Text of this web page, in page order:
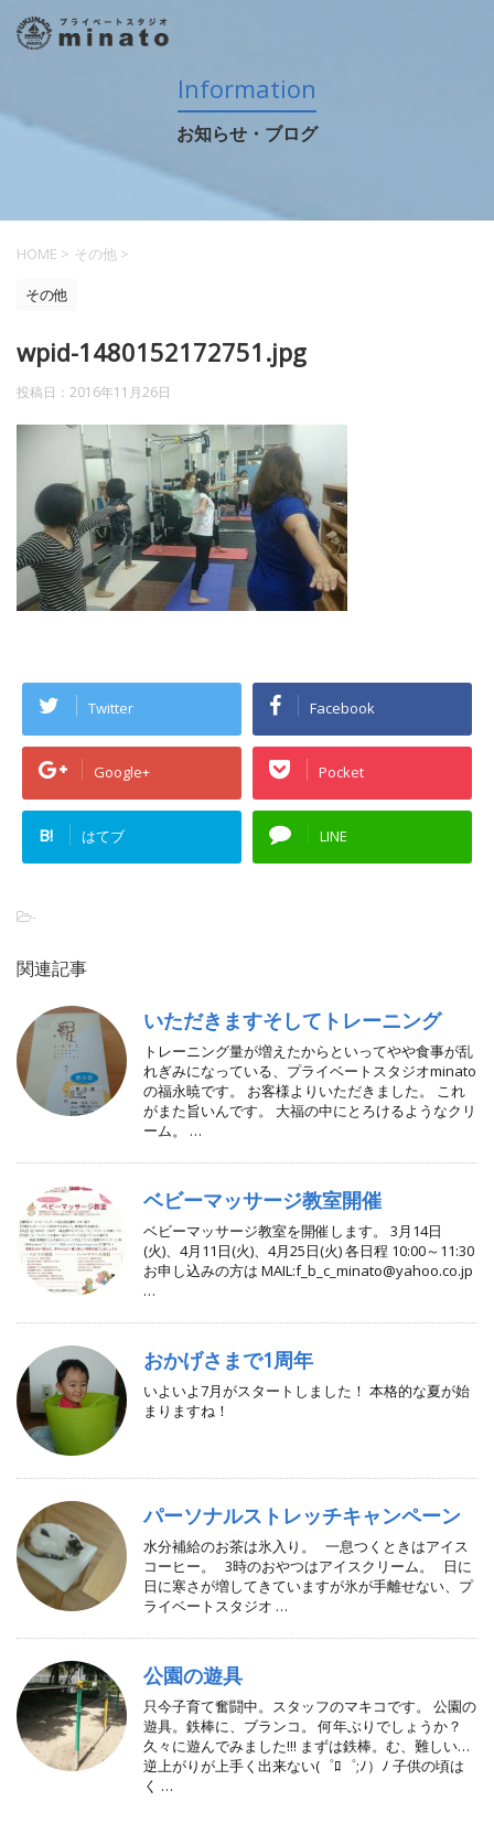
Information
お知らせ・ブログ
HOME > その他 >
その他
wpid-1480152172751.jpg
投稿日： 2016年11月26日
Twitter Facebook
Google+ Pocket
B! はてブ LINE
-
関連記事
いただきますそしてトレーニング
トレーニング量が増えたからといってやや食事が乱
れぎみになっている、プライベートスタジオminato
の福永暁です。 お客様よりいただきました。 これ
がまた旨いんです。 大福の中にとろけるようなクリ
ーム。 …
ベビーマッサージ教室開催
ベビーマッサージ教室を開催します。 3月14日
(火)、4月11日(火)、4月25日(火) 各日程 10:00～11:30
お申し込みの方は MAIL:f_b_c_minato@yahoo.co.jp
…
おかげさまで1周年
いよいよ7月がスタートしました！ 本格的な夏が始
まりますね！
パーソナルストレッチキャンペーン
水分補給のお茶は氷入り。 一息つくときはアイス
コーヒー。 3時のおやつはアイスクリーム。 日に
日に寒さが増してきていますが氷が手離せない、プ
ライベートスタジオ …
公園の遊具
只今子育て奮闘中。スタッフのマキコです。 公園の
遊具。鉄棒に、ブランコ。 何年ぶりでしょうか？
久々に遊んでみました!!! まずは鉄棒。む、難しい…
逆上がりが上手く出来ない(゜ﾛ゜;ﾉ）ﾉ 子供の頃は
く …